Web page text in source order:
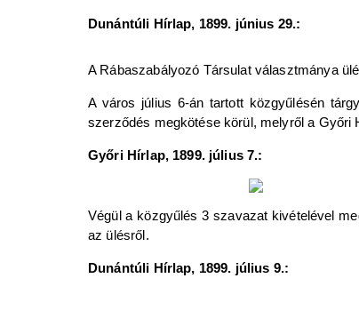
Dunántúli Hírlap, 1899. június 29.:
A Rábaszabályozó Társulat választmánya
A város július 6-án tartott közgyűlésén
szerződés megkötése körül, melyről a
Győri Hírlap, 1899. július 7.:
Végül a közgyűlés 3 szavazat kivételével
az ülésről.
Dunántúli Hírlap, 1899. július 9.: